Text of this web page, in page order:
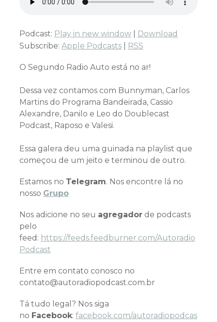
Podcast: Play in new window
Download
Subscribe: Apple Podcasts RSS
O Segundo Radio Auto está no ar!
Dessa vez contamos com Bunnyman, Carlos
Martins do Programa Bandeirada, Cassio
Alexandre, Danilo e Leo do Doublecast
Podcast, Raposo e Valesi.
Essa galera deu uma guinada na playlist que
começou de um jeito e terminou de outro.
Estamos no Telegram. Nos encontre lá no
nosso Grupo
Nos adicione no seu agregador de podcasts
pelo
feed: https://feeds.feedburner.com/Autoradio
Podcast
Entre em contato conosco no
contato@autoradiopodcast.com.br
Tá tudo legal? Nos siga
no Facebook: facebook.com/autoradiopodcas